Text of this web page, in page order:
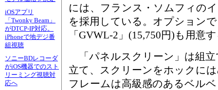
iOSアプリ
「Twonky Beam」
がDTCP-IP対応。
iPhoneで地デジ番
組視聴
ソニーBDレコーダ
がiOS機器でのスト
リーミング視聴対
応へ
には、フランス・ソムフィの
を採用している。オプション
「GVWL-2」(15,750円)も用意
「パネルスクリーン」は組
立て、スクリーンをホックに
フレームは高級感のあるベル